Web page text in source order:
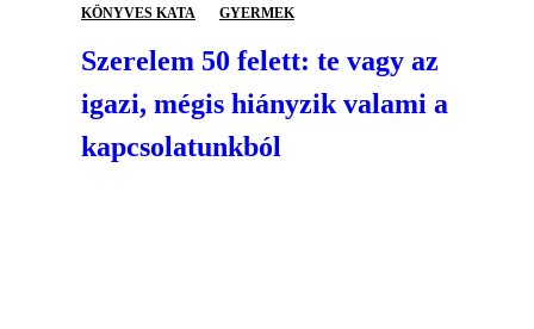
KÖNYVES KATA GYERMEK
Szerelem 50 felett: te vagy az
igazi, mégis hiányzik valami a
kapcsolatunkból